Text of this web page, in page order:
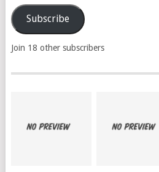
Address
Subscribe
Join 18 other subscribers